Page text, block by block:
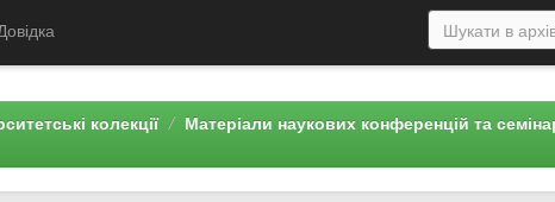
колекції Матеріали наукових конференцій та